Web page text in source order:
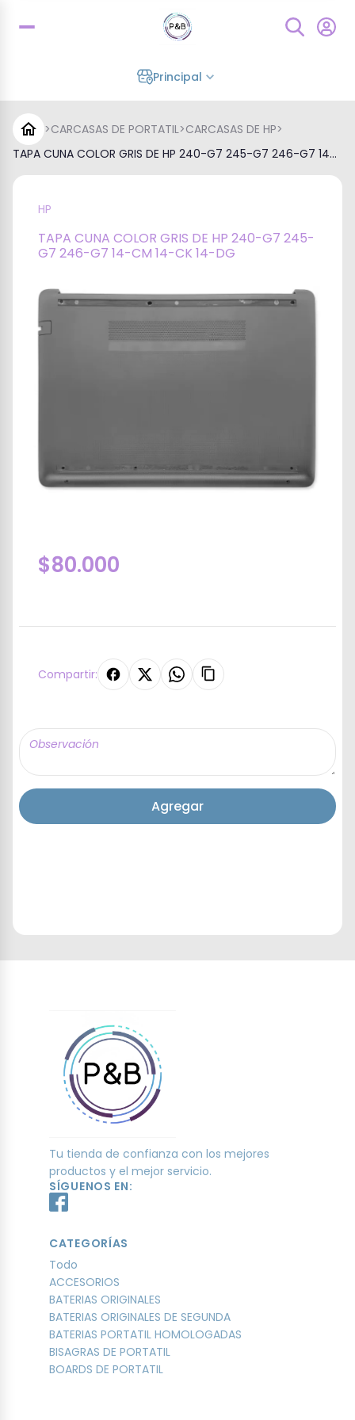
Principal
>CARCASAS DE PORTATIL>CARCASAS DE HP>
TAPA CUNA COLOR GRIS DE HP 240-G7 245-G7 246-G7 14...
HP
TAPA CUNA COLOR GRIS DE HP 240-G7 245-
G7 246-G7 14-CM 14-CK 14-DG
$80.000
Compartir:
Agregar
Tu tienda de confianza con los mejores
productos y el mejor servicio.
SÍGUENOS EN:
CATEGORÍAS
Todo
ACCESORIOS
BATERIAS ORIGINALES
BATERIAS ORIGINALES DE SEGUNDA
BATERIAS PORTATIL HOMOLOGADAS
BISAGRAS DE PORTATIL
BOARDS DE PORTATIL